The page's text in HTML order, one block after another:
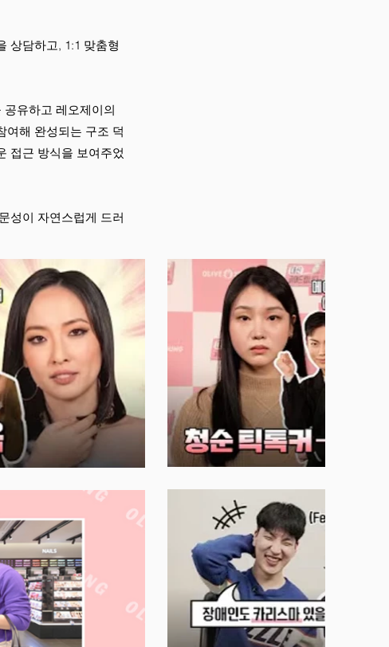
상담하고, 1:1 맞춤형
유하고 레오제이의
여해 완성되는 구조 덕
접근 방식을 보여주었
성이 자연스럽게 드러